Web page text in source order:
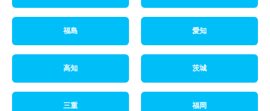
福島 愛知
高知 茨城
三重 福岡